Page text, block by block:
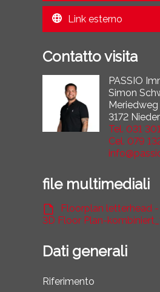
Link esterno
Contatto visita
PASSIO
Simon
Meriedweg
3172
Tel. 031
Cel. 079
file multimediali
Floorplan letterhead
3D Floor Plan-
Dati generali
Riferimento